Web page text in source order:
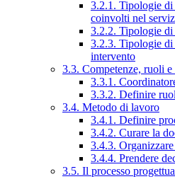
3.2.1. Tipologie di
coinvolti nel
3.2.2. Tipologie di
3.2.3. Tipologie di
intervento
3.3. Competenze, ruoli
3.3.1.
3.3.2. Definire
3.4. Metodo di lavoro
3.4.1. Definire
3.4.2. Curare la
3.4.3.
3.4.4. Prendere
3.5. Il processo